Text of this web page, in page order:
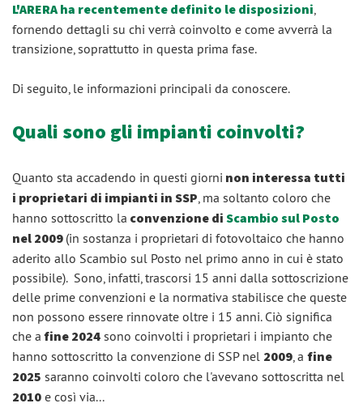
L'ARERA ha recentemente definito le disposizioni,
fornendo dettagli su chi verrà coinvolto e come avverrà la
transizione, soprattutto in questa prima fase.
Di seguito, le informazioni principali da conoscere.
Quali sono gli impianti coinvolti?
Quanto sta accadendo in questi giorni non interessa tutti
i proprietari di impianti in SSP, ma soltanto coloro che
hanno sottoscritto la convenzione diScambio sul Posto
nel 2009 (in sostanza i proprietari di fotovoltaico che hanno
aderito allo Scambio sul Posto nel primo anno in cui è stato
possibile). Sono, infatti, trascorsi 15 anni dalla sottoscrizione
delle prime convenzioni e la normativa stabilisce che queste
non possono essere rinnovate oltre i 15 anni. Ciò significa
che a fine 2024 sono coinvolti i proprietari i impianto che
hanno sottoscritto la convenzione di SSP nel 2009, a fine
2025 saranno coinvolti coloro che l'avevano sottoscritta nel
2010 e così via...